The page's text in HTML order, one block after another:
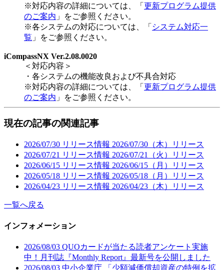
※対応内容の詳細については、「 更新プログラム提供
のご案内 」をご参照ください。
※各システムの対応については、「 システム対応一
覧 」をご参照ください。
iCompassNX Ver.2.08.0020
＜対応内容＞
・各システムの機能改良および不具合対応
※対応内容の詳細については、「 更新プログラム提供
のご案内 」をご参照ください。
現在の記事の関連記事
2026/07/30 リリース情報 2026/07/30（木）リリース
2026/07/21 リリース情報 2026/07/21（火）リリース
2026/06/15 リリース情報 2026/06/15（月）リリース
2026/05/18 リリース情報 2026/05/18（月）リリース
2026/04/23 リリース情報 2026/04/23（木）リリース
一覧へ戻る
インフォメーション
2026/08/03 QUOカードが当たる読者アンケート実施
中！月刊誌『Monthly Report』最新号を公開しました
2026/08/03 中小企業庁 「少額減価償却資産の特例を拡